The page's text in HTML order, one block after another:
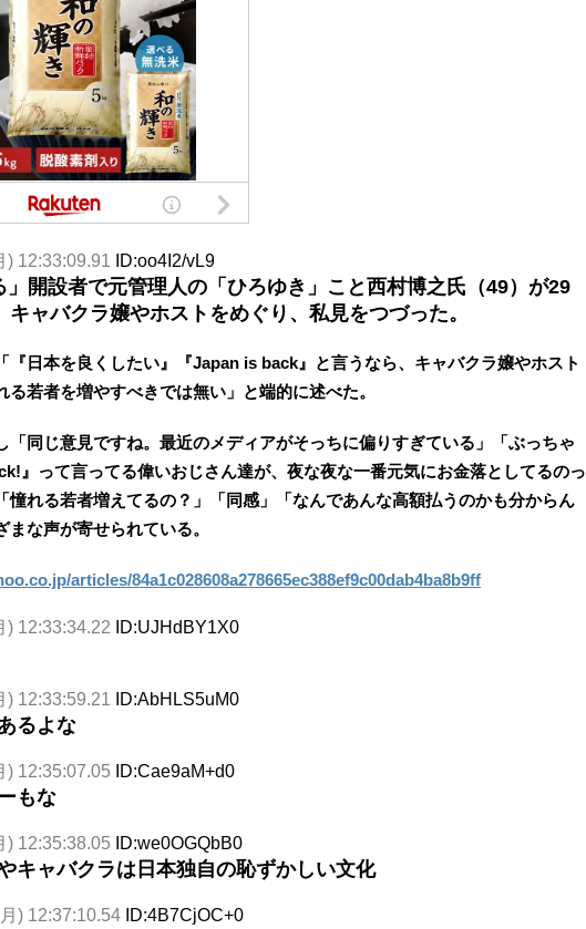
) 12:33:09.91 ID:oo4I2/vL9
」開設者で元管理人の「ひろゆき」こと西村博之氏（49）が29
キャバクラ嬢やホストをめぐり、私見をつづった。
日本を良くしたい』『Japan is back』と言うなら、キャバクラ嬢やホスト
る若者を増やすべきでは無い」と端的に述べた。
同じ意見ですね。最近のメディアがそっちに偏りすぎている」「ぶっちゃ
』って言ってる偉いおじさん達が、夜な夜な一番元気にお金落としてるのっ
憧れる若者増えてるの？」「同感」「なんであんな高額払うのかも分からん
まな声が寄せられている。
articles/84a1c028608a278665ec388ef9c00dab4ba8b9ff
) 12:33:34.22 ID:UJHdBY1X0
) 12:33:59.21 ID:AbHLS5uM0
るよな
) 12:35:07.05 ID:Cae9aM+d0
もな
) 12:35:38.05 ID:we0OGQbB0
キャバクラは日本独自の恥ずかしい文化
) 12:37:10.54 ID:4B7CjOC+0